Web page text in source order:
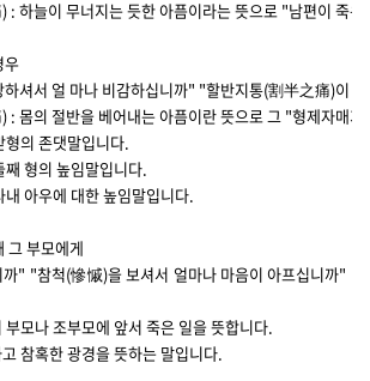
: 하늘이 무너지는 듯한 아픔이라는 뜻으로 "남편이 죽
우
셔서 얼 마나 비감하십니까" "할반지통(割半之痛)이
: 몸의 절반을 베어내는 아픔이란 뜻으로 그 "형제자매
의 존댓말입니다.
형의 높임말입니다.
아우에 대한 높임말입니다.
부모에게
" "참척(慘慽)을 보셔서 얼마나 마음이 아프십니까" "
모나 조부모에 앞서 죽은 일을 뜻합니다.
참혹한 광경을 뜻하는 말입니다.